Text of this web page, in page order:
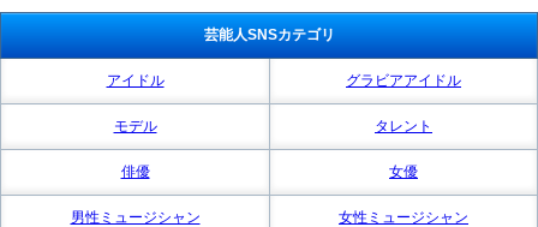
芸能人SNSカテゴリ
アイドル グラビアアイドル
モデル タレント
俳優 女優
男性ミュージシャン 女性ミュージシャン